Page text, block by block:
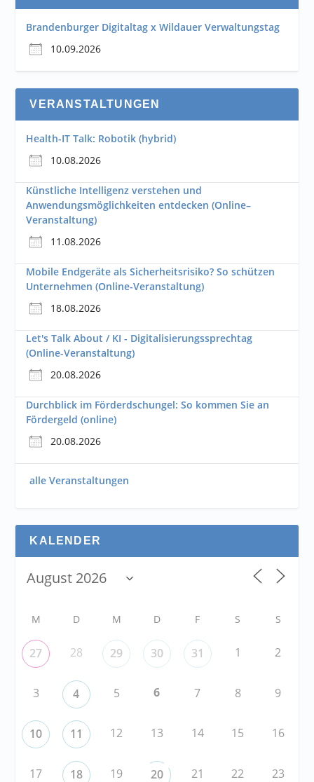
Brandenburger Digitaltag x Wildauer Verwaltungstag
10.09.2026
VERANSTALTUNGEN
Health-IT Talk: Robotik (hybrid)
10.08.2026
Künstliche Intelligenz verstehen und
Anwendungsmöglichkeiten entdecken (Online–
Veranstaltung)
11.08.2026
Mobile Endgeräte als Sicherheitsrisiko? So schützen
Unternehmen (Online-Veranstaltung)
18.08.2026
Let's Talk About / KI - Digitalisierungssprechtag
(Online-Veranstaltung)
20.08.2026
Durchblick im Förderdschungel: So kommen Sie an
Fördergeld (online)
20.08.2026
alle Veranstaltungen
KALENDER
M D M D F S S
27 28 29 30 31 1 2
3 4 5 6 7 8 9
10 11 12 13 14 15 16
17 18 19 20 21 22 23